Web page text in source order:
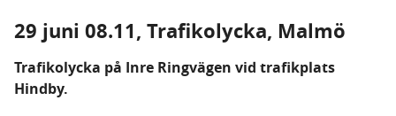
29 juni 08.11, Trafikolycka, Malmö
Trafikolycka på Inre Ringvägen vid trafikplats
Hindby.